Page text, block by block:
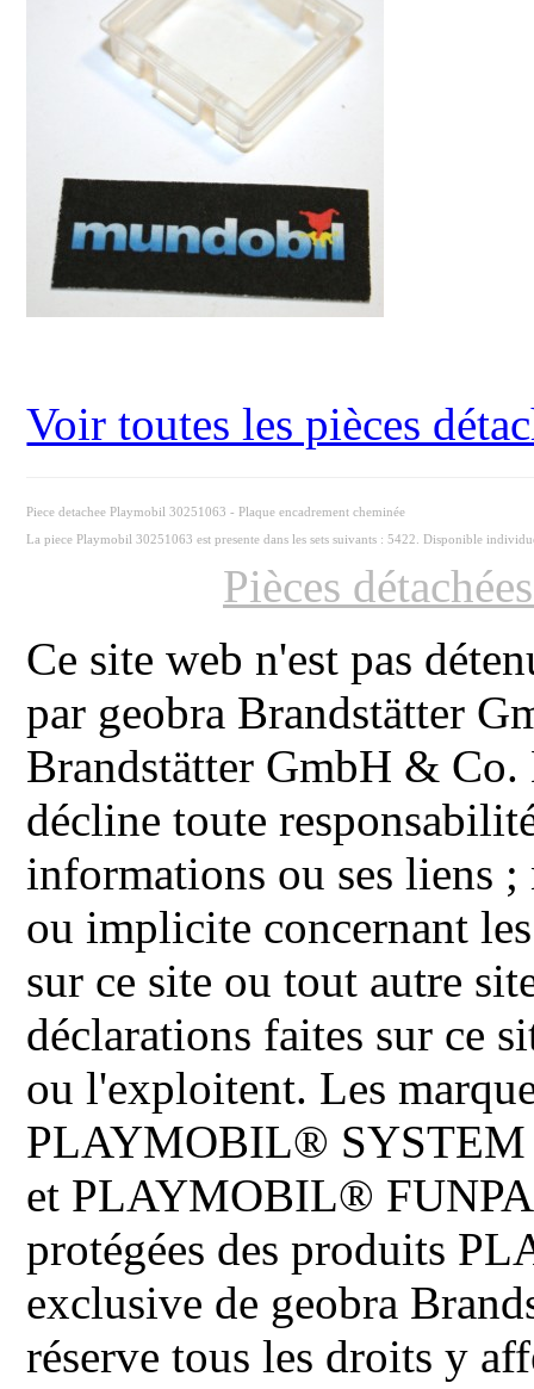
Voir toutes les pièces
Piece detachee Playmobil 30251063 - Plaque encadrement cheminée
La piece Playmobil 30251063 est presente dans les sets suivants : 5422. Disponible
Pièces
Ce site web n'est pas
par geobra Brandstätter
Brandstätter GmbH & Co.
décline toute
informations ou ses liens ;
ou implicite concernant
sur ce site ou tout autre
déclarations faites sur ce
ou l'exploitent. Les
PLAYMOBIL®
et PLAYMOBIL®
protégées des produits
exclusive de geobra
réserve tous les droits y